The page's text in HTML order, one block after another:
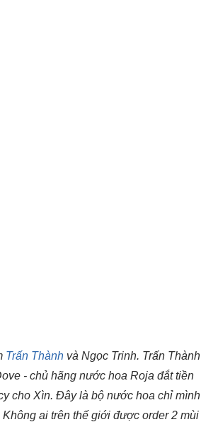
Trấn Thành và Ngọc Trinh. Trấn Thành
- chủ hãng nước hoa Roja đắt tiền
cho Xìn. Đây là bộ nước hoa chỉ mình
ai trên thế giới được order 2 mùi